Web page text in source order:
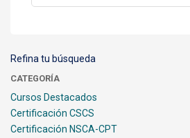
Refina tu búsqueda
CATEGORÍA
Cursos Destacados
Certificación CSCS
Certificación NSCA-CPT